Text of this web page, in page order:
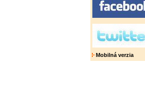
Mobilná verzia